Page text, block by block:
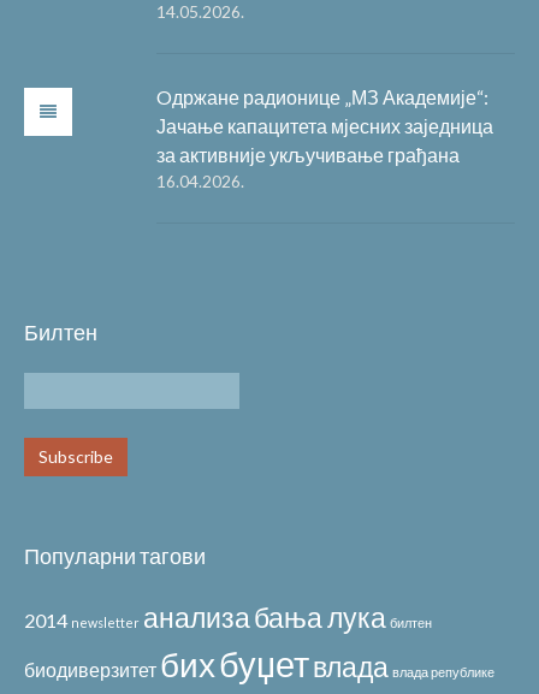
14.05.2026.
Oдржане радионице „МЗ Академије“:
Јачање капацитета мјесних заједница
за активније укључивање грађана
16.04.2026.
Билтен
Популарни тагови
2014 newsletter анализабања лука билтен
биодиверзитет бихбуџетвлада влада републике